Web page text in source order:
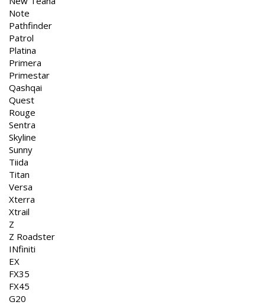
Note
Pathfinder
Patrol
Platina
Primera
Primestar
Qashqai
Quest
Rouge
Sentra
Skyline
Sunny
Tiida
Titan
Versa
Xterra
Xtrail
Z
Z Roadster
INfiniti
EX
FX35
FX45
G20